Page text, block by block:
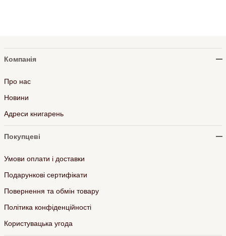
Компанія
Про нас
Новини
Адреси книгарень
Покупцеві
Умови оплати і доставки
Подарункові сертифікати
Повернення та обмін товару
Політика конфіденційності
Користувацька угода